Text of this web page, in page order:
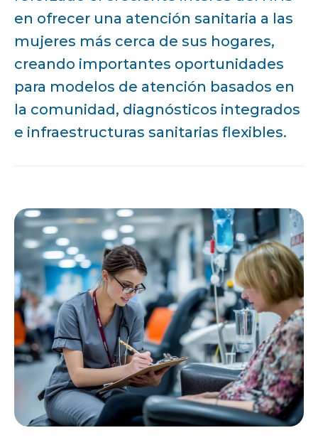
en ofrecer una atención sanitaria a las
mujeres más cerca de sus hogares,
creando importantes oportunidades
para modelos de atención basados en
la comunidad, diagnósticos integrados
e infraestructuras sanitarias flexibles.